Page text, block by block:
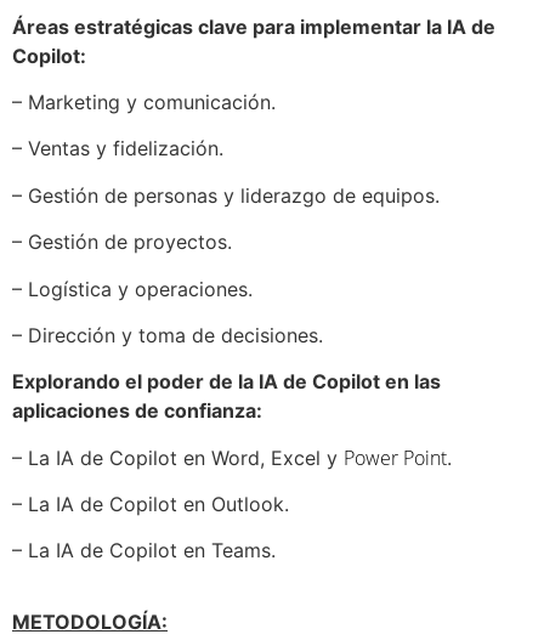
Áreas estratégicas clave para implementar la IA de
Copilot:
– Marketing y comunicación.
– Ventas y fidelización.
– Gestión de personas y liderazgo de equipos.
– Gestión de proyectos.
– Logística y operaciones.
– Dirección y toma de decisiones.
Explorando el poder de la IA de Copilot en las
aplicaciones de confianza:
– La IA de Copilot en Word, Excel y Power Point.
– La IA de Copilot en Outlook.
– La IA de Copilot en Teams.
METODOLOGÍA: